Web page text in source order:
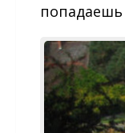
попадаешь